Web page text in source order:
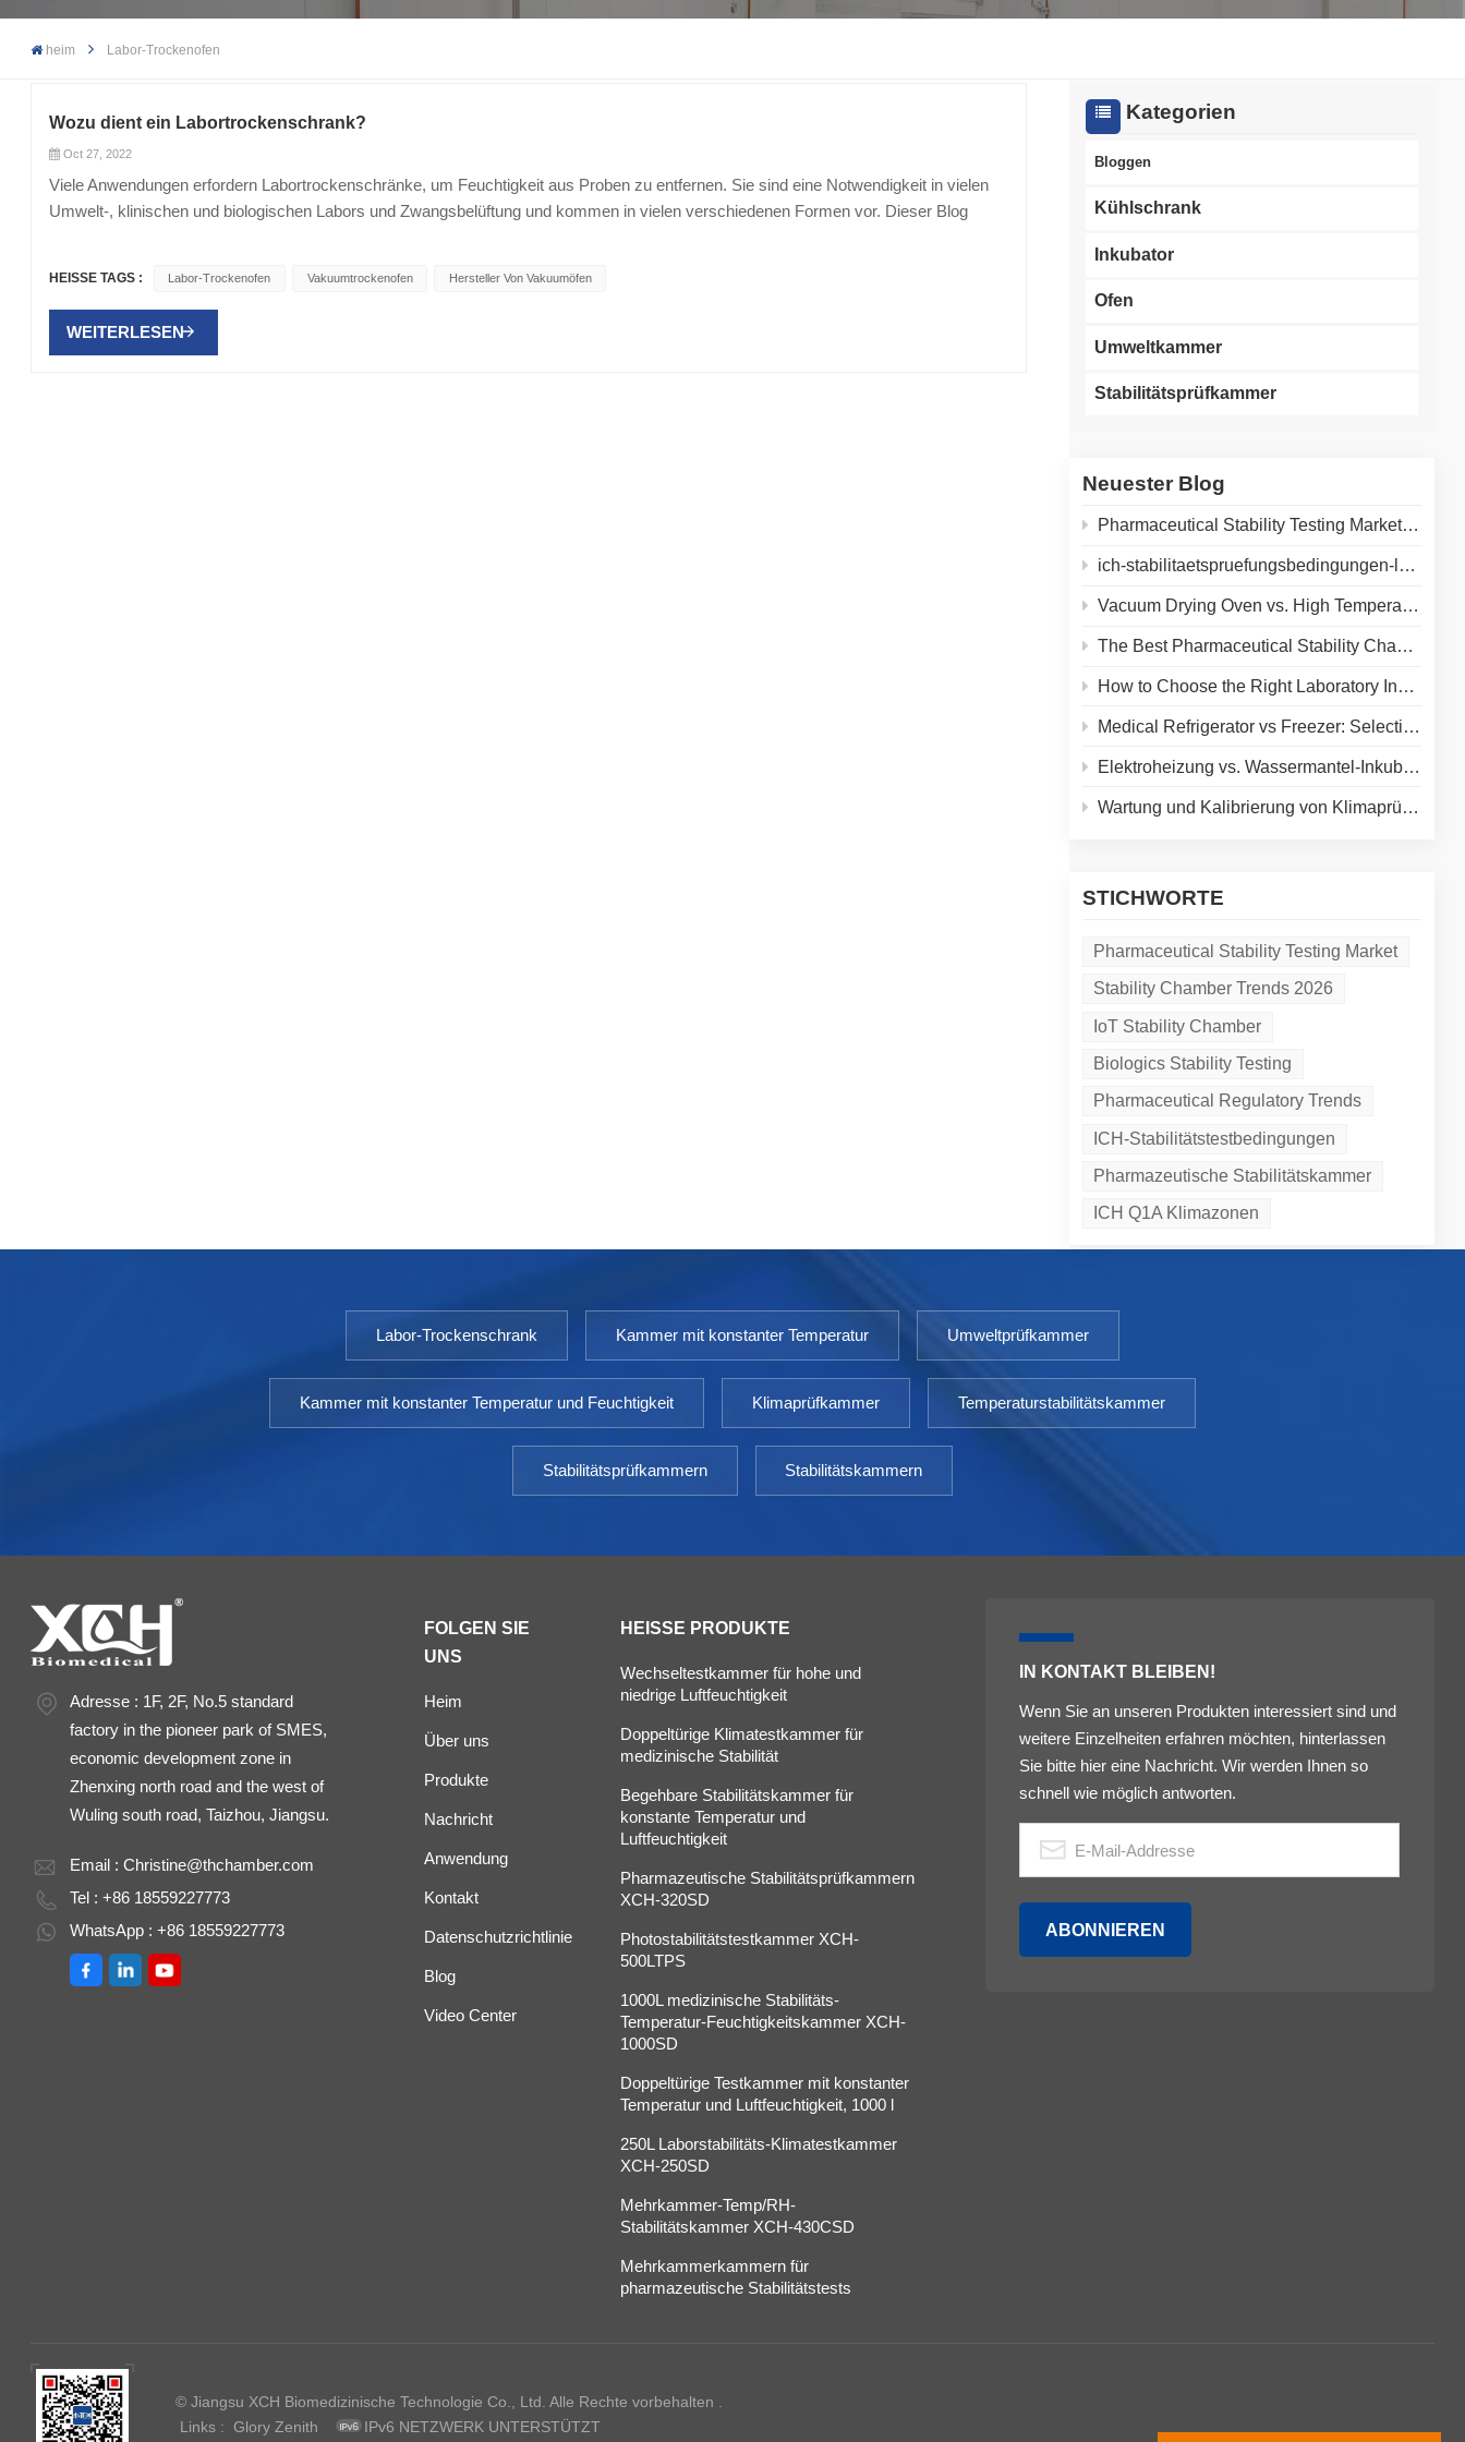
Indonesia
heim Labor-Trockenofen
Kategorien
Bloggen
Kühlschrank
Inkubator
Ofen
Umweltkammer
Stabilitätsprüfkammer
Neuester Blog
Pharmaceutical Stability Testing Market 2026: Growth Drivers, Regulatory Shifts & Technology Trends
ich-stabilitaetspruefungsbedingungen-leitfaden
Vacuum Drying Oven vs. High Temperature Oven: How to Choose the Right Equipment for Your Application
The Best Pharmaceutical Stability Chamber Manufacturer
How to Choose the Right Laboratory Incubator: A Complete Buyer's Guide for 2026
Medical Refrigerator vs Freezer: Selecting the Right Cold Storage for Your Lab
Elektroheizung vs. Wassermantel-Inkubator: Ein vollständiger Vergleich für Ihr Labor
Wartung und Kalibrierung von Klimaprüfkammern: Ein praktischer Leitfaden zur Verlängerung der Gerätelebensdauer und Gewährleistung präziser Ergebnisse
STICHWORTE
Pharmaceutical Stability Testing Market
Stability Chamber Trends 2026
IoT Stability Chamber
Biologics Stability Testing
Pharmaceutical Regulatory Trends
ICH-Stabilitätstestbedingungen
Pharmazeutische Stabilitätskammer
ICH Q1A Klimazonen
Wozu dient ein Labortrockenschrank?
Oct 27, 2022
Viele Anwendungen erfordern Labortrockenschränke, um Feuchtigkeit aus Proben zu entfernen. Sie sind eine Notwendigkeit in vielen
Umwelt-, klinischen und biologischen Labors und Zwangsbelüftung und kommen in vielen verschiedenen Formen vor. Dieser Blog
erfordert jedoch ein Luftstromsystem, das der Luft Feuchtigkeit entziehen kann. Labortrockenschränke sind nur zum Erhitzen von
Proben ausgelegt. Dies bedeutet, dass der Ofen kontinuierlich die gleiche Luft um die Kammer zirkulieren lässt und nur für die
HEISSE TAGS : Labor-Trockenofen Vakuumtrockenofen Hersteller Von Vakuumöfen
WEITERLESEN
Labor-Trockenschrank Kammer mit konstanter Temperatur Umweltprüfkammer
Kammer mit konstanter Temperatur und Feuchtigkeit Klimaprüfkammer Temperaturstabilitätskammer
Stabilitätsprüfkammern Stabilitätskammern
Adresse : 1F, 2F, No.5 standard
factory in the pioneer park of SMES,
economic development zone in
Zhenxing north road and the west of
Wuling south road, Taizhou, Jiangsu.
Email :Christine@thchamber.com
Tel : +86 18559227773
WhatsApp : +86 18559227773
FOLGEN SIE
UNS
Heim
Über uns
Produkte
Nachricht
Anwendung
Kontakt
Datenschutzrichtlinie
Blog
Video Center
HEISSE PRODUKTE
Wechseltestkammer für hohe und
niedrige Luftfeuchtigkeit
Doppeltürige Klimatestkammer für
medizinische Stabilität
Begehbare Stabilitätskammer für
konstante Temperatur und
Luftfeuchtigkeit
Pharmazeutische Stabilitätsprüfkammern
XCH-320SD
Photostabilitätstestkammer XCH-
500LTPS
1000L medizinische Stabilitäts-
Temperatur-Feuchtigkeitskammer XCH-
1000SD
Doppeltürige Testkammer mit konstanter
Temperatur und Luftfeuchtigkeit, 1000 l
250L Laborstabilitäts-Klimatestkammer
XCH-250SD
Mehrkammer-Temp/RH-
Stabilitätskammer XCH-430CSD
Mehrkammerkammern für
pharmazeutische Stabilitätstests
IN KONTAKT BLEIBEN!
Wenn Sie an unseren Produkten interessiert sind und
weitere Einzelheiten erfahren möchten, hinterlassen
Sie bitte hier eine Nachricht. Wir werden Ihnen so
schnell wie möglich antworten.
© Jiangsu XCH Biomedizinische Technologie Co., Ltd. Alle Rechte vorbehalten .
Links :
Glory Zenith IPv6 NETZWERK UNTERSTÜTZT